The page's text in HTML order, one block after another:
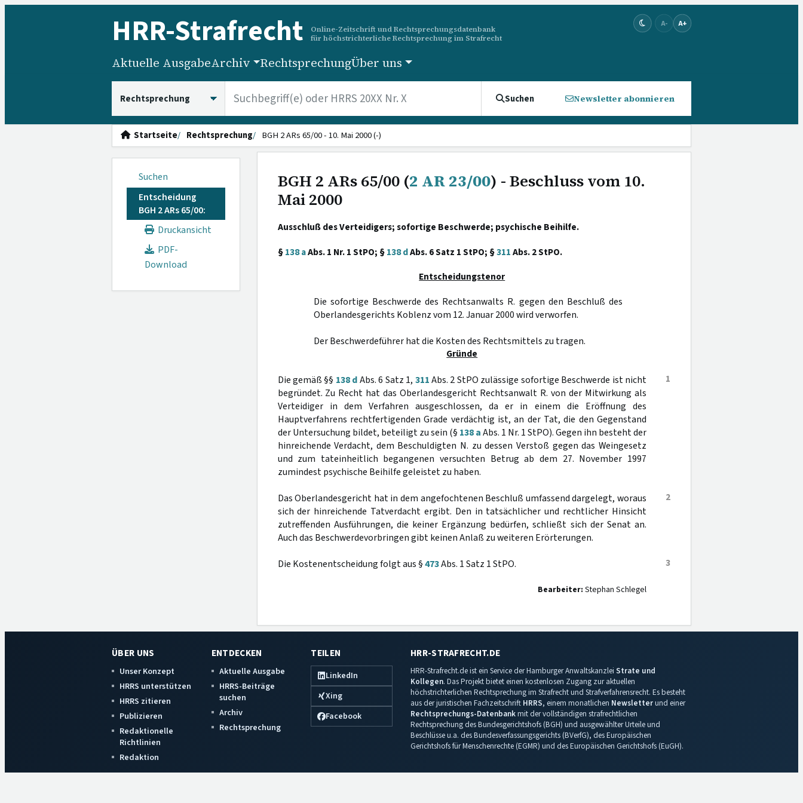
HRR-Strafrecht
Online-Zeitschrift und Rechtsprechungsdatenbank
für höchstrichterliche Rechtsprechung im Strafrecht
A- A+
Aktuelle AusgabeArchiv RechtsprechungÜber uns
Suchen Newsletter abonnieren
Startseite Rechtsprechung BGH 2 ARs 65/00 - 10. Mai 2000 (-)
Suchen
Entscheidung
BGH 2 ARs 65/00:
Druckansicht
PDF-
Download
BGH 2 ARs 65/00 (2 AR 23/00) - Beschluss vom 10.
Mai 2000
Ausschluß des Verteidigers; sofortige Beschwerde; psychische Beihilfe.
§138 aAbs. 1 Nr. 1 StPO; §138 dAbs. 6 Satz 1 StPO; §311Abs. 2 StPO.
Entscheidungstenor
Die sofortige Beschwerde des Rechtsanwalts R. gegen den Beschluß des
Oberlandesgerichts Koblenz vom 12. Januar 2000 wird verworfen.
Der Beschwerdeführer hat die Kosten des Rechtsmittels zu tragen.
Gründe
1
Die gemäß §§ 138 dAbs. 6 Satz 1, 311Abs. 2 StPO zulässige sofortige Beschwerde ist nicht
begründet. Zu Recht hat das Oberlandesgericht Rechtsanwalt R. von der Mitwirkung als
Verteidiger in dem Verfahren ausgeschlossen, da er in einem die Eröffnung des
Hauptverfahrens rechtfertigenden Grade verdächtig ist, an der Tat, die den Gegenstand
der Untersuchung bildet, beteiligt zu sein (§ 138 aAbs. 1 Nr. 1 StPO). Gegen ihn besteht der
hinreichende Verdacht, dem Beschuldigten N. zu dessen Verstoß gegen das Weingesetz
und zum tateinheitlich begangenen versuchten Betrug ab dem 27. November 1997
zumindest psychische Beihilfe geleistet zu haben.
2
Das Oberlandesgericht hat in dem angefochtenen Beschluß umfassend dargelegt, woraus
sich der hinreichende Tatverdacht ergibt. Den in tatsächlicher und rechtlicher Hinsicht
zutreffenden Ausführungen, die keiner Ergänzung bedürfen, schließt sich der Senat an.
Auch das Beschwerdevorbringen gibt keinen Anlaß zu weiteren Erörterungen.
3
Die Kostenentscheidung folgt aus §473Abs. 1 Satz 1 StPO.
Bearbeiter: Stephan Schlegel
ÜBER UNS
Unser Konzept
HRRS unterstützen
HRRS zitieren
Publizieren
Redaktionelle
Richtlinien
Redaktion
ENTDECKEN
Aktuelle Ausgabe
HRRS-Beiträge
suchen
Archiv
Rechtsprechung
TEILEN
LinkedIn
Xing
Facebook
HRR-STRAFRECHT.DE
HRR-Strafrecht.de ist ein Service der Hamburger Anwaltskanzlei Strate und
Kollegen. Das Projekt bietet einen kostenlosen Zugang zur aktuellen
höchstrichterlichen Rechtsprechung im Strafrecht und Strafverfahrensrecht. Es besteht
aus der juristischen Fachzeitschrift HRRS, einem monatlichen Newsletterund einer
Rechtsprechungs-Datenbankmit der vollständigen strafrechtlichen
Rechtsprechung des Bundesgerichtshofs (BGH) und ausgewählter Urteile und
Beschlüsse u.a. des Bundesverfassungsgerichts (BVerfG), des Europäischen
Gerichtshofs für Menschenrechte (EGMR) und des Europäischen Gerichtshofs (EuGH).